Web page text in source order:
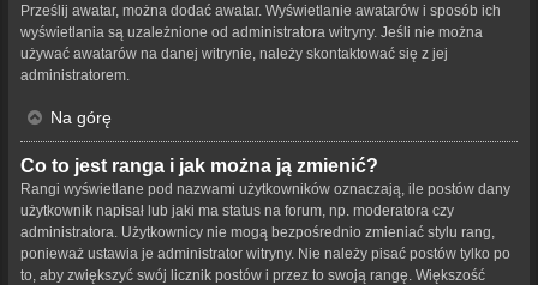
Prześlij awatar, można dodać awatar. Wyświetlanie awatarów i sposób ich
wyświetlania są uzależnione od administratora witryny. Jeśli nie można
używać awatarów na danej witrynie, należy skontaktować się z jej
administratorem.
Na górę
Co to jest ranga i jak można ją zmienić?
Rangi wyświetlane pod nazwami użytkowników oznaczają, ile postów dany
użytkownik napisał lub jaki ma status na forum, np. moderatora czy
administratora. Użytkownicy nie mogą bezpośrednio zmieniać stylu rang,
ponieważ ustawia je administrator witryny. Nie należy pisać postów tylko po
to, aby zwiększyć swój licznik postów i przez to swoją rangę. Większość